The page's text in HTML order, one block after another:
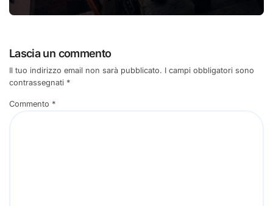
Lascia un commento
Il tuo indirizzo email non sarà pubblicato. I campi obbligatori sono
contrassegnati *
Commento *